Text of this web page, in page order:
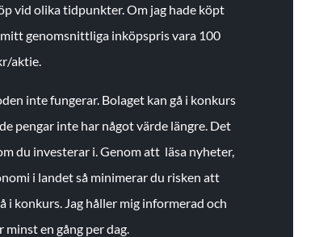
vid olika tidpunkter. Om jag hade köpt
genomsnittliga inköpspris vara 100
aktie.
inte fungerar. Bolaget kan gå i konkurs
pengar inte har något värde längre. Det
du investerar i. Genom att läsa nyheter,
i landet så minimerar du risken att
i konkurs. Jag håller mig informerad och
en gång per dag.